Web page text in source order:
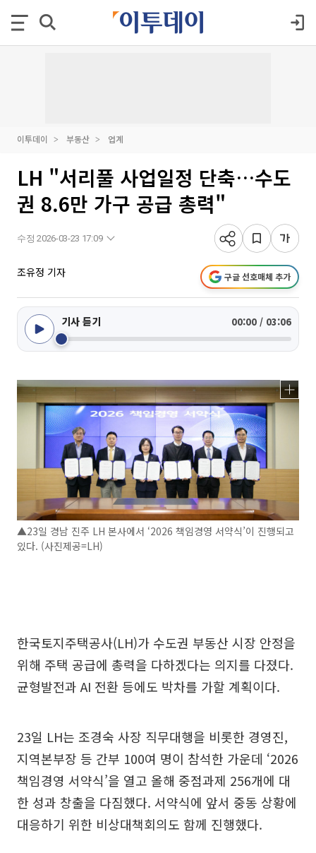
이투데이 부동산 업계
LH "서리풀 사업일정 단축…수도
권 8.6만 가구 공급 총력"
수정 2026-03-23 17:09
조유정 기자 구글 선호매체 추가
기사 듣기 00:00 / 03:06
▲23일 경남 진주 LH 본사에서 ‘2026 책임경영 서약식’이 진행되고
있다. (사진제공=LH)
한국토지주택공사(LH)가 수도권 부동산 시장 안정을
위해 주택 공급에 총력을 다하겠다는 의지를 다졌다.
균형발전과 AI 전환 등에도 박차를 가할 계획이다.
23일 LH는 조경숙 사장 직무대행을 비롯한 경영진,
지역본부장 등 간부 100여 명이 참석한 가운데 ‘2026
책임경영 서약식’을 열고 올해 중점과제 256개에 대
한 성과 창출을 다짐했다. 서약식에 앞서 중동 상황에
대응하기 위한 비상대책회의도 함께 진행했다.